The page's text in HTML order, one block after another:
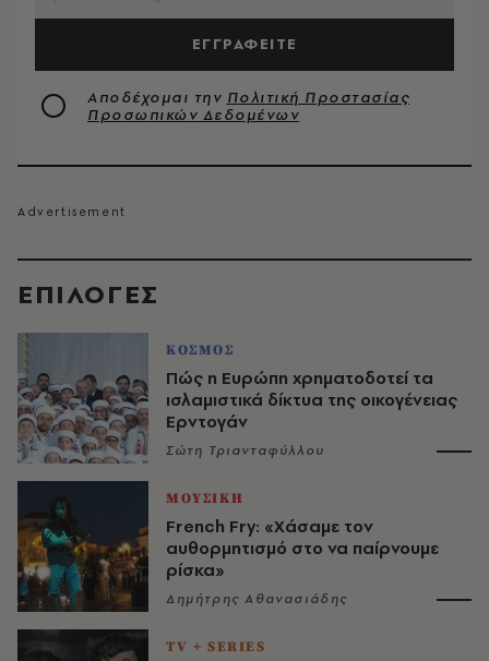
EΠΙΛΟΓΈΣ
ΚΟΣΜΟΣ
Πώς η Ευρώπη χρηματοδοτεί τα
ισλαμιστικά δίκτυα της οικογένειας
Ερντογάν
Σώτη Τριανταφύλλου
ΜΟΥΣΙΚΗ
French Fry: «Χάσαμε τον
αυθορμητισμό στο να παίρνουμε
ρίσκα»
Δημήτρης Αθανασιάδης
TV + SERIES
ΕΓΓΡΑΦΕΙΤΕ
Αποδέχομαι την Πολιτική Προστασίας
Προσωπικών Δεδομένων